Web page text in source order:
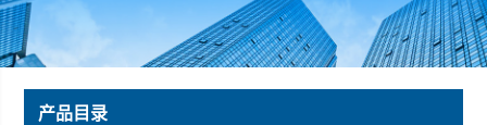
产品目录